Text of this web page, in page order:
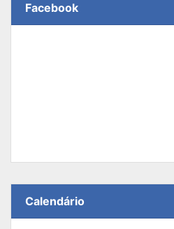
Facebook
Calendário